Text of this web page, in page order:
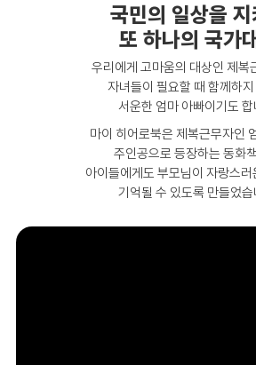
국민의 일상을
또 하나의 국가
우리에게 고마움의 대상인 제복
자녀들이 필요할 때 함께하
서운한 엄마 아빠이기도 합
마이 히어로북은 제복근무자인
주인공으로 등장하는 동화
아이들에게도 부모님이 자랑스러
기억될 수 있도록 만들었습